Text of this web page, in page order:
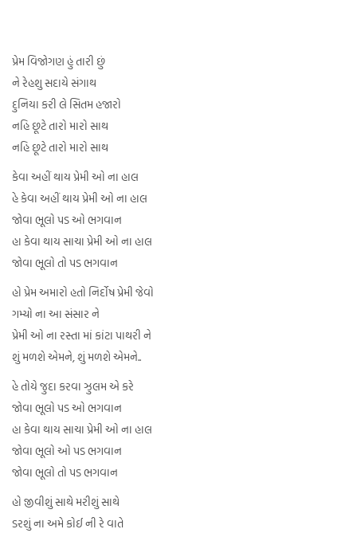
પ્રેમ વિજોગણ હું તારી છું
ને રેહશુ સદાયે સંગાથ
દુનિયા કરી લે સિતમ હજારો
નહિ છૂટે તારો મારો સાથ
નહિ છૂટે તારો મારો સાથ
કેવા અહીં થાય પ્રેમી ઓ ના હાલ
હે કેવા અહીં થાય પ્રેમી ઓ ના હાલ
જોવા ભૂલો પડ ઓ ભગવાન
હા કેવા થાય સાચા પ્રેમી ઓ ના હાલ
જોવા ભૂલો તો પડ ભગવાન
હો પ્રેમ અમારો હતો નિર્દોષ પ્રેમી જેવો
ગમ્યો ના આ સંસાર ને
પ્રેમી ઓ ના રસ્તા માં કાંટા પાથરી ને
શું મળશે એમને, શું મળશે એમને..
હે તોયે જુદા કરવા ઝુલમ એ કરે
જોવા ભૂલો પડ ઓ ભગવાન
હા કેવા થાય સાચા પ્રેમી ઓ ના હાલ
જોવા ભૂલો ઓ પડ ભગવાન
જોવા ભૂલો તો પડ ભગવાન
હો જીવીશું સાથે મરીશું સાથે
ડરશું ના અમે કોઈ ની રે વાતે